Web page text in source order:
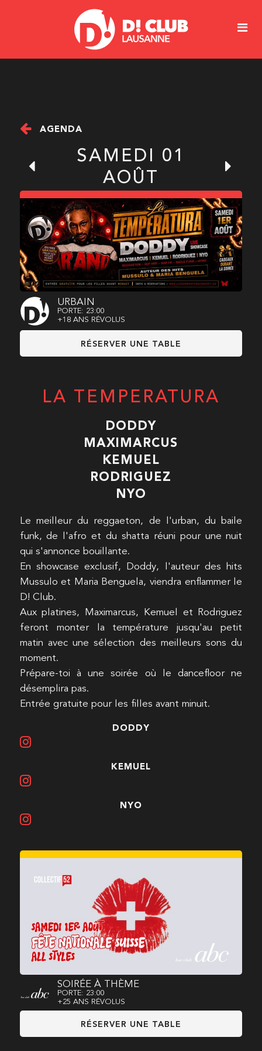
AGENDA
SAMEDI 01
AOÛT
URBAIN
PORTE: 23:00
+18 ANS RÉVOLUS
RÉSERVER UNE TABLE
LA TEMPERATURA
DODDY
MAXIMARCUS
KEMUEL
RODRIGUEZ
NYO
Le meilleur du reggaeton, de l'urban, du baile
funk, de l'afro et du shatta réuni pour une nuit
qui s'annonce bouillante.
En showcase exclusif, Doddy, l'auteur des hits
Mussulo et Maria Benguela, viendra enflammer le
D! Club.
Aux platines, Maximarcus, Kemuel et Rodriguez
feront monter la température jusqu'au petit
matin avec une sélection des meilleurs sons du
moment.
Prépare-toi à une soirée où le dancefloor ne
désemplira pas.
Entrée gratuite pour les filles avant minuit.
DODDY
KEMUEL
NYO
SOIRÉE À THÈME
PORTE: 23:00
+25 ANS RÉVOLUS
RÉSERVER UNE TABLE